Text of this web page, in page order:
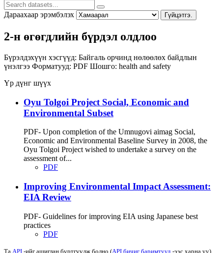
Дараахаар эрэмбэлэх Гүйцэтгэ.
2-н өгөгдлийн бүрдэл олдлоо
Бүрэлдэхүүн хэсгүүд: Байгаль орчинд нөлөөлөх байдлын
үнэлгээ Форматууд: PDF Шошго: health and safety
Үр дүнг шүүх
Oyu Tolgoi Project Social, Economic and
Environmental Subset
PDF- Upon completion of the Umnugovi aimag Social,
Economic and Environmental Baseline Survey in 2008, the
Oyu Tolgoi Project wished to undertake a survey on the
assessment of...
PDF
Improving Environmental Impact Assessment:
EIA Review
PDF- Guidelines for improving EIA using Japanese best
practices
PDF
Та API -ийг ашиглан бүртгүүлж болно (API бичиг баримтууд -ээс харна уу).